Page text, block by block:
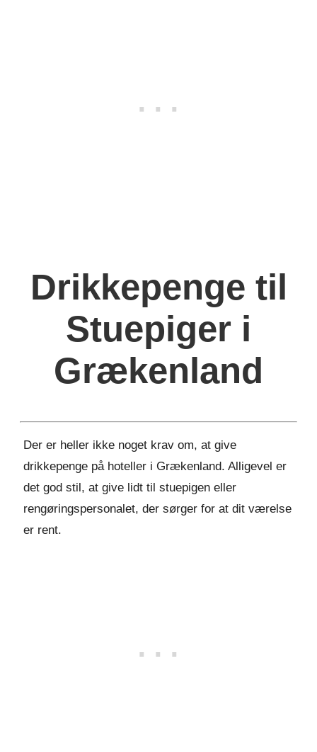
Drikkepenge til
Stuepiger i
Grækenland
Der er heller ikke noget krav om, at give
drikkepenge på hoteller i Grækenland. Alligevel er
det god stil, at give lidt til stuepigen eller
rengøringspersonalet, der sørger for at dit værelse
er rent.